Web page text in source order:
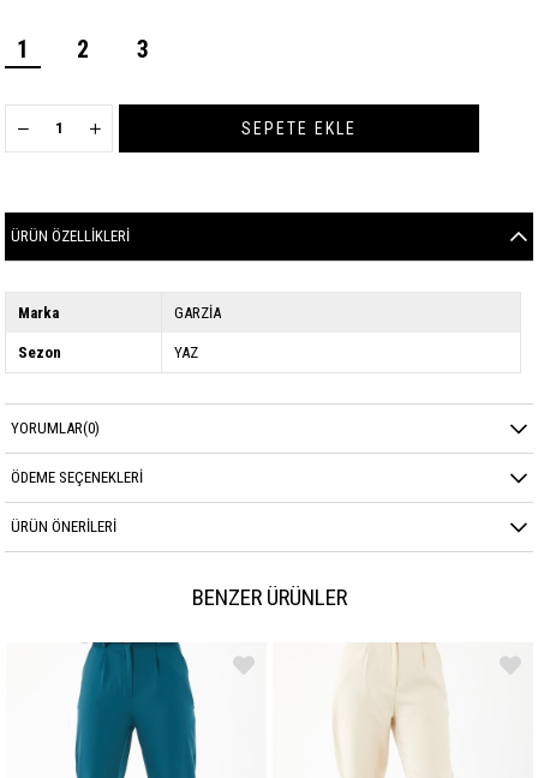
1 2 3
ÜRÜN ÖZELLIKLERI
Marka GARZİA
Sezon YAZ
YORUMLAR(0)
ÖDEME SEÇENEKLERI
ÜRÜN ÖNERILERI
BENZER ÜRÜNLER